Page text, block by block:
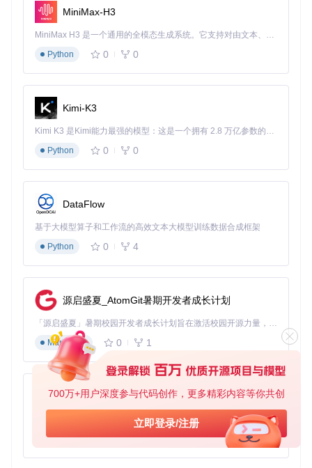
700万+用户深度参与代码创作，更多精彩内容等你共创
立即登录/注册
视频剪辑、3D渲染这些重负载任务，最怕的就是系统不稳定。
GHelper的风扇曲线编辑器让你可以针对不同性能模式设置个
四个核心功能模块深度体验
性能模式一键切换
静音、平衡、涡轮三种模式覆盖了从日常办公到专业应用的所
有场景。最让我惊喜的是风扇+电源模式的加入，让你可以精
细控制散热和功耗的平衡点。
显卡模式智能优化
GHelper提供了四种显卡工作方式：节能模式适合文字处理，
标准模式满足日常娱乐，极限模式专为游戏设计，而优化模式
则是最聪明的选择——自动根据电源状态切换。
屏幕刷新率自动调节
最高刷新率，拔电后降为60Hz，既保证了流畅体验，又延长
了电池使用时间。
灯光效果个性定制
从键盘背光到矩阵灯效，GHelper都提供了丰富的调节选项。
你可以选择静态颜色，也可以设置呼吸效果，甚至让灯光随着
音乐节奏跳动。
技术亮点：为什么GHelper如此高效
传统的控制软件就像是通过多个翻译官来传达指令，而GHelp
er则是直接与硬件对话。这种"零距离"沟通方式，不仅响应更
MiniMax-H3
MiniMax H3 是一个通用的全模态生成系统。它支持对由文本、图像、视频和音频组成的多模态上下文进行统一理解，并能生成分辨率高达 2K、时长可达 15 秒的带原生立体声音频的视频。得益于面向任务泛化的系统设计，H3 在预训练阶段就已具备广泛的多模态上下文理解与生成能力，能够出色地执行复杂的多模态指令。
Python
0 0
Kimi-K3
Kimi K3 是Kimi能力最强的模型：这是一个拥有 2.8 万亿参数的混合专家（MoE）模型，具备原生视觉理解能力，并支持 100 万 token 的上下文窗口。
Python
0 0
DataFlow
基于大模型算子和工作流的高效文本大模型训练数据合成框架
Python
0 4
源启盛夏_AtomGit暑期开发者成长计划
「源启盛夏」暑期校园开发者成长计划旨在激活校园开源力量，通过积分激励、认证扶持、资源倾斜等形式，引导高校组织和开发者完成「入驻 — 建项目 — 做贡献 — 获认证 — 得资源」的完整闭环。无论你是想带领社团入驻平台的组织者，还是希望用代码贡献证明自己的开发者，都能在这里找到属于你的成长路径。
Markdown
0 1
py-xiaozhi
基于Python的Xiaozhi AI，适用于想要完整Xiaozhi体验而无需拥有专用硬件的用户。
Python
0 1